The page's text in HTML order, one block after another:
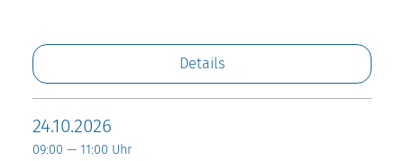
Details
24.10.2026
09:00 — 11:00 Uhr